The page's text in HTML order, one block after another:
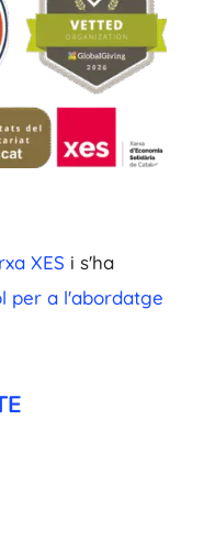
XES i s'ha
per a l'abordatge